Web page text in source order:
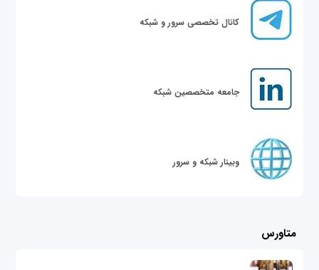
کانال تخصصی سرور و شبکه
جامعه متخصصین شبکه
وبینار شبکه و سرور
متاورس